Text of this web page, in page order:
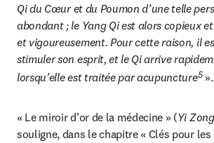
Qi du Cœur et du Poumon d’une telle
abondant ; le Yang Qi est alors copieux
et vigoureusement. Pour cette raison, il
stimuler son esprit, et le Qi arrive
lorsqu’elle est traitée par acupuncture5 ».
« Le miroir d’or de la médecine » (Yi
souligne, dans le chapitre « Clés pour